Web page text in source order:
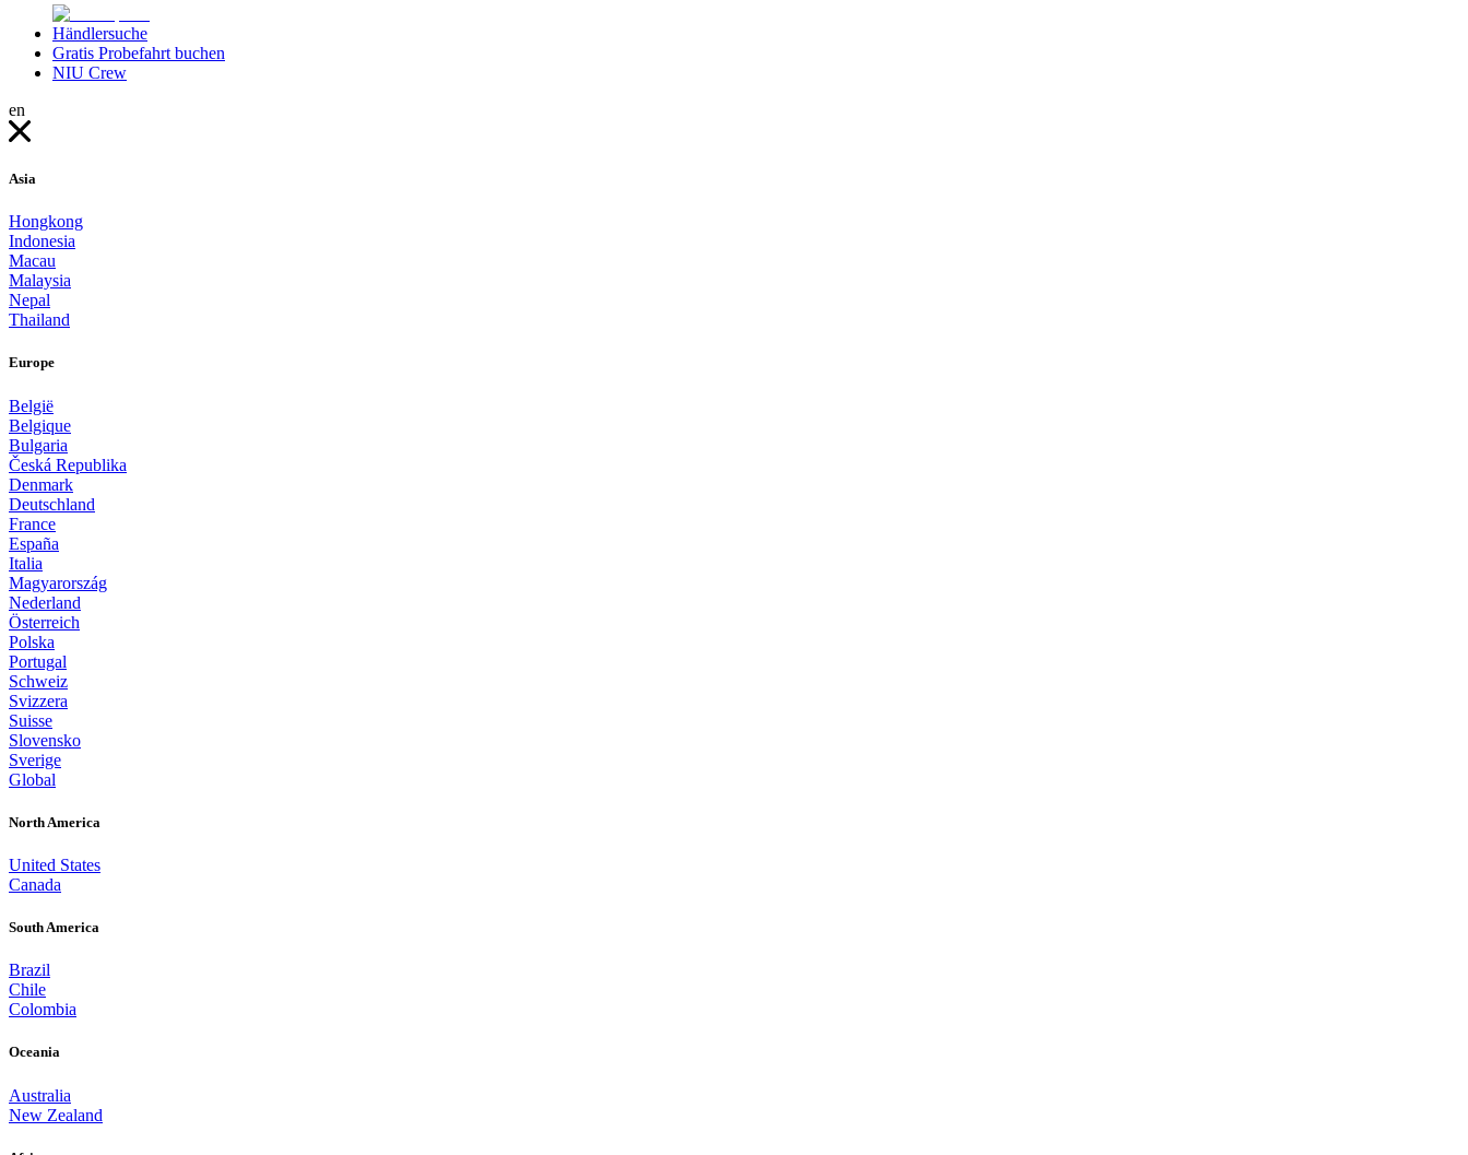
Händlersuche
Gratis Probefahrt buchen
NIU Crew
en
Asia
Hongkong
Indonesia
Macau
Malaysia
Nepal
Thailand
Europe
België
Belgique
Bulgaria
Česká Republika
Denmark
Deutschland
France
España
Italia
Magyarország
Nederland
Österreich
Polska
Portugal
Schweiz
Svizzera
Suisse
Slovensko
Sverige
Global
North America
United States
Canada
South America
Brazil
Chile
Colombia
Oceania
Australia
New Zealand
STADTMOBILITÄT